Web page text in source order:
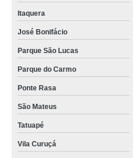
Itaquera
José Bonifácio
Parque São Lucas
Parque do Carmo
Ponte Rasa
São Mateus
Tatuapé
Vila Curuçá